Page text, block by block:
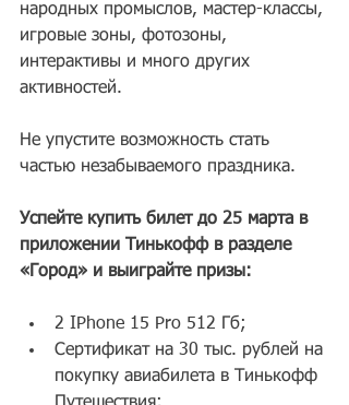
народных промыслов, мастер-классы,
игровые зоны, фотозоны,
интерактивы и много других
активностей.
Не упустите возможность стать
частью незабываемого праздника.
Успейте купить билет до 25 марта в
приложении Тинькофф в разделе
«Город» и выиграйте призы:
2 IPhone 15 Pro 512 Гб;
Сертификат на 30 тыс. рублей на
покупку авиабилета в Тинькофф